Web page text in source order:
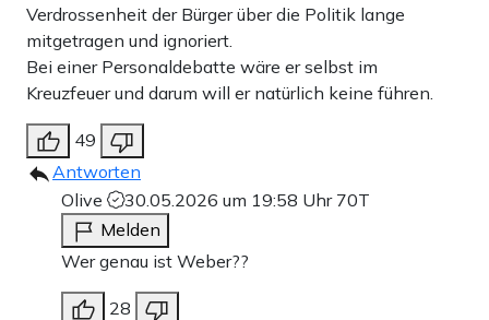
Verdrossenheit der Bürger über die Politik lange
mitgetragen und ignoriert.
Bei einer Personaldebatte wäre er selbst im
Kreuzfeuer und darum will er natürlich keine führen.
49
Antworten
Olive
30.05.2026 um 19:58 Uhr 70T
Melden
Wer genau ist Weber??
28